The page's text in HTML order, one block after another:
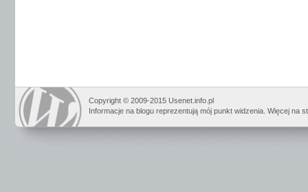
Copyright © 2009-2015 Usenet.info.pl
Informacje na blogu reprezentują mój punkt widzenia. Więcej na